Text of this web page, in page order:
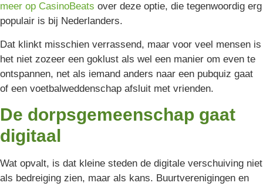
meer op CasinoBeats over deze optie, die tegenwoordig erg
populair is bij Nederlanders.
Dat klinkt misschien verrassend, maar voor veel mensen is
het niet zozeer een goklust als wel een manier om even te
ontspannen, net als iemand anders naar een pubquiz gaat
of een voetbalweddenschap afsluit met vrienden.
De dorpsgemeenschap gaat
digitaal
Wat opvalt, is dat kleine steden de digitale verschuiving niet
als bedreiging zien, maar als kans. Buurtverenigingen en